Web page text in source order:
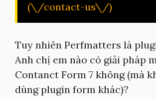
(\/contact-us\/)
Tuy nhiên Perfmatters là
Anh chị em nào có giải pháp
Contanct Form 7 không (mà
dùng plugin form khác)?